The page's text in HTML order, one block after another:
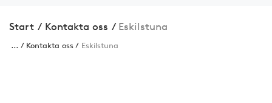
Start / Kontakta oss / Eskilstuna
... Kontakta oss Eskilstuna